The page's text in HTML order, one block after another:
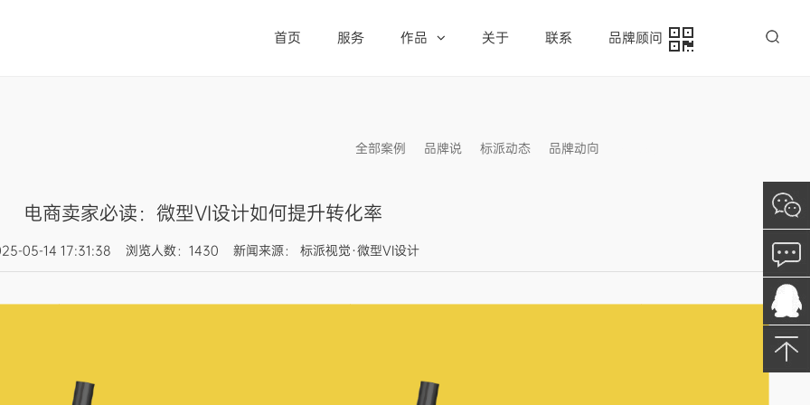
首页 服务 作品 关于 联系 品牌顾问
全部案例 品牌说 标派动态 品牌动向
电商卖家必读：微型VI设计如何提升转化率
05-14 17:31:38 浏览人数：1430 新闻来源： 标派视觉·微型VI设计